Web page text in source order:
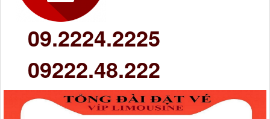
09.2224.2225
09222.48.222